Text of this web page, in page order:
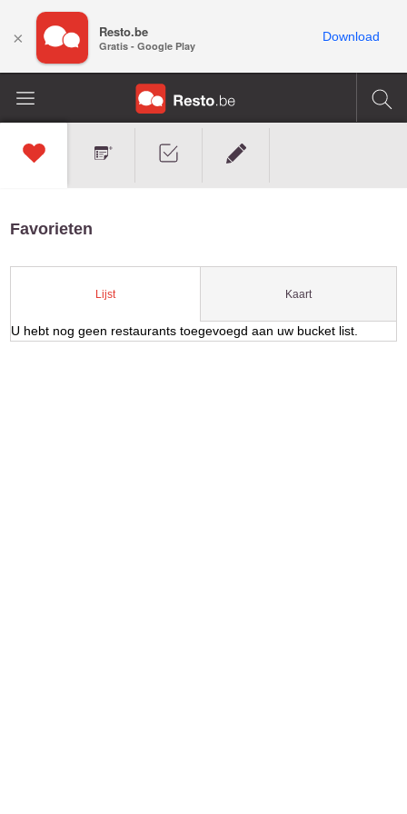
Favorieten
Lijst Kaart
U hebt nog geen restaurants toegevoegd aan uw bucket list.
× Resto.be
Gratis - Google Play
Download